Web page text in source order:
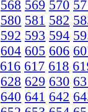
568 569 570
580 581 582
592 593 594
604 605 606
616 617 618
628 629 630
640 641 642